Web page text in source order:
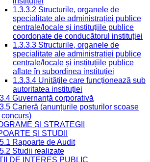
1.3.3.2 Structurile, organele de
specialitate ale administrației publice
centrale/locale și instituțiile publice
coordonate de conducătorul instituției
1.3.3.3 Structurile, organele de
specialitate ale administrației publice
centrale/locale și instituțiile publice
aflate în subordinea instituției
1.3.3.4 Unitățile care funcționează sub
autoritatea instituției
Guvernanță corporativă
Carieră (anunțurile posturilor scoase
concurs)
ȘI STRATEGII
ȘI STUDII
Rapoarte de Audit
Studii realizate
DE INTERES PUBLIC